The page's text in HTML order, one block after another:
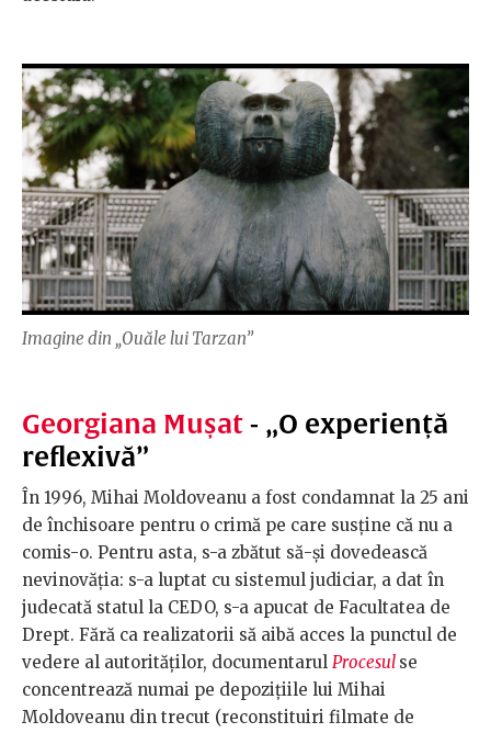
Imagine din „Ouăle lui Tarzan”
Georgiana Mușat - „O experiență
reflexivă”
În 1996, Mihai Moldoveanu a fost condamnat la 25 ani
de închisoare pentru o crimă pe care susține că nu a
comis-o. Pentru asta, s-a zbătut să-și dovedească
nevinovăția: s-a luptat cu sistemul judiciar, a dat în
judecată statul la CEDO, s-a apucat de Facultatea de
Drept. Fără ca realizatorii să aibă acces la punctul de
vedere al autorităților, documentarul Procesul se
concentrează numai pe depozițiile lui Mihai
Moldoveanu din trecut (reconstituiri filmate de